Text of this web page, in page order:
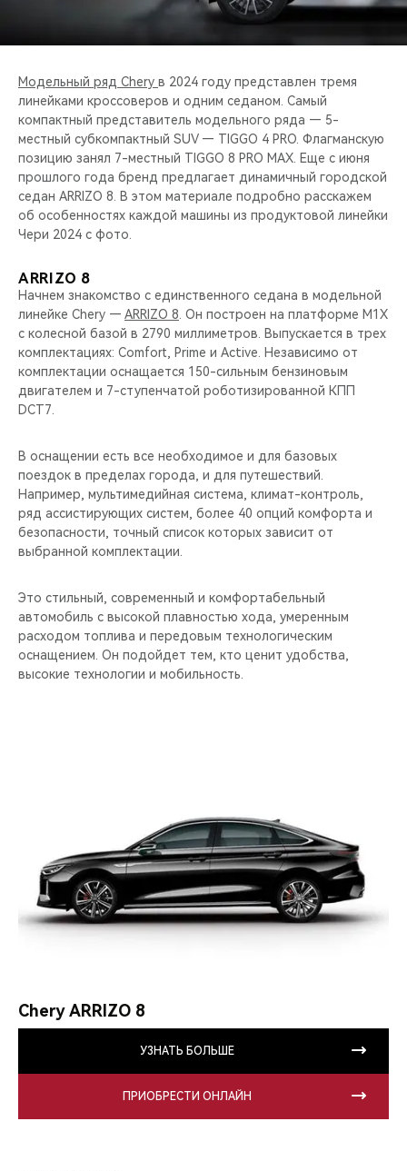
CHERY И СПОРТ
НАШИ МЕРОПРИЯТИЯ
ВИДЕООБЗОРЫ
CHERY ДЛЯ ДЕТЕЙ
Модельный ряд Chery в 2024 году представлен тремя
линейками кроссоверов и одним седаном. Самый
компактный представитель модельного ряда — 5-
местный субкомпактный SUV — TIGGO 4 PRO. Флагманскую
позицию занял 7-местный TIGGO 8 PRO MAX. Еще с июня
прошлого года бренд предлагает динамичный городской
седан ARRIZO 8. В этом материале подробно расскажем
об особенностях каждой машины из продуктовой линейки
Чери 2024 с фото.
ARRIZO 8
Начнем знакомство с единственного седана в модельной
линейке Chery — ARRIZO 8 . Он построен на платформе M1X
с колесной базой в 2790 миллиметров. Выпускается в трех
комплектациях: Comfort, Prime и Active. Независимо от
комплектации оснащается 150-сильным бензиновым
двигателем и 7-ступенчатой роботизированной КПП
DCT7.
В оснащении есть все необходимое и для базовых
поездок в пределах города, и для путешествий.
Например, мультимедийная система, климат-контроль,
ряд ассистирующих систем, более 40 опций комфорта и
безопасности, точный список которых зависит от
выбранной комплектации.
Это стильный, современный и комфортабельный
автомобиль с высокой плавностью хода, умеренным
расходом топлива и передовым технологическим
оснащением. Он подойдет тем, кто ценит удобства,
высокие технологии и мобильность.
Chery ARRIZO 8
УЗНАТЬ БОЛЬШЕ
ПРИОБРЕСТИ ОНЛАЙН